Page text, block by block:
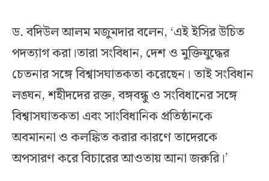
ড. বদিউল আলম মজুমদার বলেন, ‘এই ইসির উচিত
পদত্যাগ করা।তারা সংবিধান, দেশ ও মুক্তিযুদ্ধের
চেতনার সঙ্গে বিশ্বাসঘাতকতা করেছেন। তাই সংবিধান
লঙ্ঘন, শহীদদের রক্ত, বঙ্গবন্ধু ও সংবিধানের সঙ্গে
বিশ্বাসঘাতকতা এবং সাংবিধানিক প্রতিষ্ঠানকে
অবমাননা ও কলঙ্কিত করার কারণে তাদেরকে
অপসারণ করে বিচারের আওতায় আনা জরুরি।’